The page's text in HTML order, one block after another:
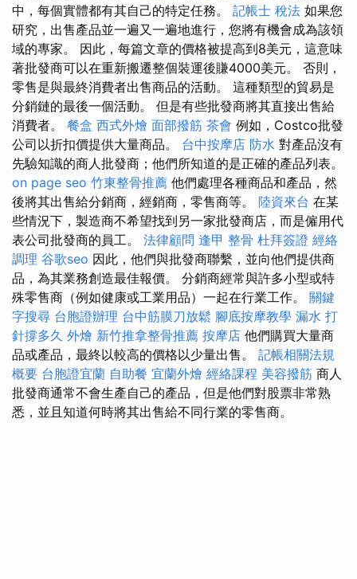
中，每個實體都有其自己的特定任務。 記帳士 稅法 如果您
研究，出售產品並一遍又一遍地進行，您將有機會成為該領
域的專家。 因此，每篇文章的價格被提高到8美元，這意味
著批發商可以在重新搬遷整個裝運後賺4000美元。 否則，
零售是與最終消費者出售商品的活動。 這種類型的貿易是
分銷鏈的最後一個活動。 但是有些批發商將其直接出售給
消費者。 餐盒 西式外燴 面部撥筋 茶會 例如，Costco批發
公司以折扣價提供大量商品。 台中按摩店 防水 對產品沒有
先驗知識的商人批發商；他們所知道的是正確的產品列表。
on page seo 竹東整骨推薦 他們處理各種商品和產品，然
後將其出售給分銷商，經銷商，零售商等。 陸資來台 在某
些情況下，製造商不希望找到另一家批發商店，而是僱用代
表公司批發商的員工。 法律顧問 逢甲 整骨 杜拜簽證 經絡
調理 谷歌seo 因此，他們與批發商聯繫，並向他們提供商
品，為其業務創造最佳報價。 分銷商經常與許多小型或特
殊零售商（例如健康或工業用品）一起在行業工作。 關鍵
字搜尋 台胞證辦理 台中筋膜刀放鬆 腳底按摩教學 漏水 打
針撐多久 外燴 新竹推拿整骨推薦 按摩店 他們購買大量商
品或產品，最終以較高的價格以少量出售。 記帳相關法規
概要 台胞證宜蘭 自助餐 宜蘭外燴 經絡課程 美容撥筋 商人
批發商通常不會生產自己的產品，但是他們對股票非常熟
悉，並且知道何時將其出售給不同行業的零售商。